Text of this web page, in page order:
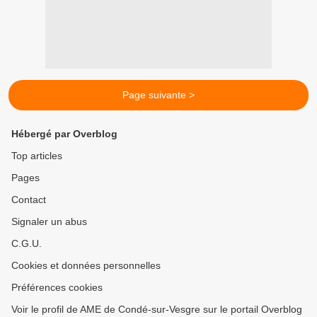
Page suivante >
Hébergé par Overblog
Top articles
Pages
Contact
Signaler un abus
C.G.U.
Cookies et données personnelles
Préférences cookies
Voir le profil de AME de Condé-sur-Vesgre sur le portail Overblog